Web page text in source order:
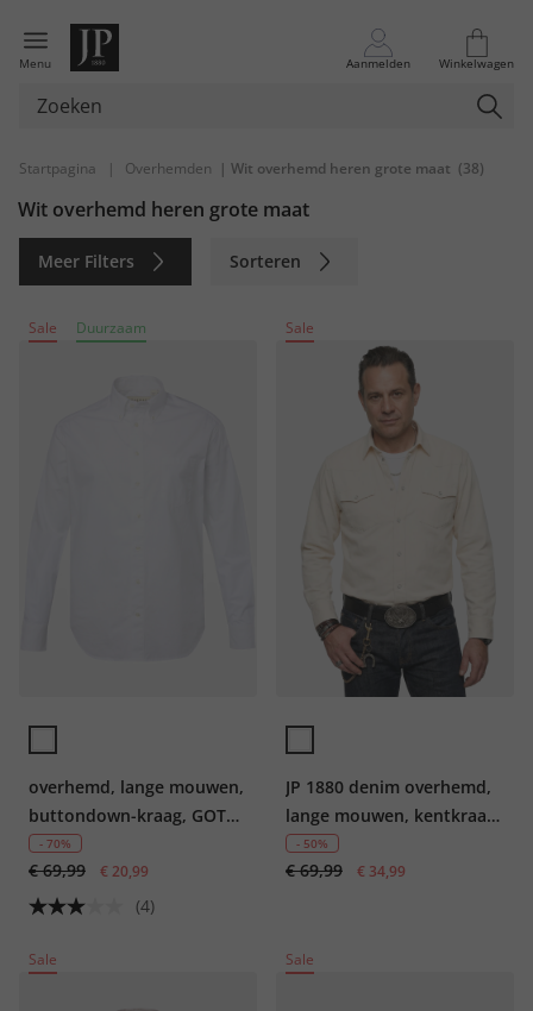
Menu Aanmelden Winkelwagen
Startpagina | Overhemden | Wit overhemd heren grote maat (38)
Wit overhemd heren grote maat
Meer Filters Sorteren
Sale Duurzaam
overhemd, lange mouwen,
buttondown-kraag, GOTS-
gecertificeerd biologisch
katoen
- 70%
€ 69,99 € 20,99
(4)
Sale
JP 1880 denim overhemd,
lange mouwen, kentkraag,
Modern Fit, tot 8XL
- 50%
€ 69,99 € 34,99
Sale Sale